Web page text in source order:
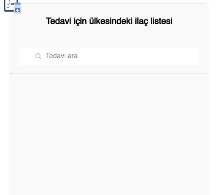
Tedavi için ülkesindeki ilaç listesi